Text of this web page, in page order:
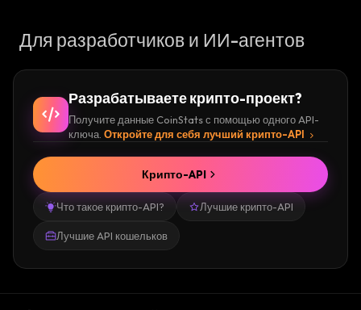
Для разработчиков и ИИ-агентов
Разрабатываете крипто-проект?
Получите данные CoinStats с помощью одного API-
ключа. Откройте для себя лучший крипто-API
Что такое крипто-API? Лучшие крипто-API
Лучшие API кошельков
Крипто-API